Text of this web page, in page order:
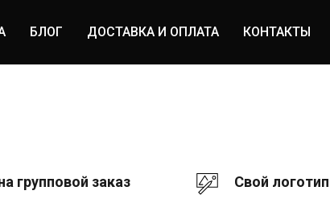
БЛОГ ДОСТАВКА И ОПЛАТА КОНТАКТЫ
групповой заказ Свой логотип